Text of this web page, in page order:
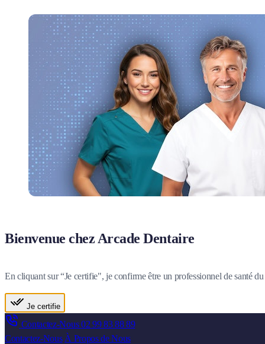
Bienvenue chez Arcade Dentaire
En cliquant sur “Je certifie", je confirme être un professionnel de santé
Je certifie
Contactez-Nous02 99 83 88 89
Contactez-Nous À Propos de Nous